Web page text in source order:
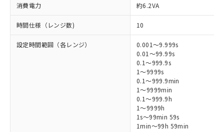
消費電力 約6.2VA
時間仕様（レンジ数) 10
設定時間範囲（各レンジ）
0.001～9.999s
0.01～99.99s
0.1～999.9s
1～9999s
0.1～999.9min
1～9999min
0.1～999.9h
1～9999h
1s～99min 59s
1min～99h 59min